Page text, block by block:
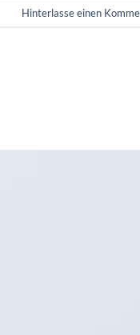
Hinterlasse einen